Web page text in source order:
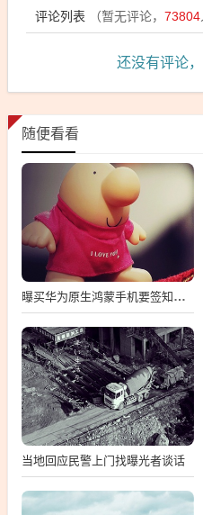
评论列表 （暂无评论， 73804
还没有评论
随便看看
曝买华为原生鸿蒙手机要签知情书
当地回应民警上门找曝光者谈话